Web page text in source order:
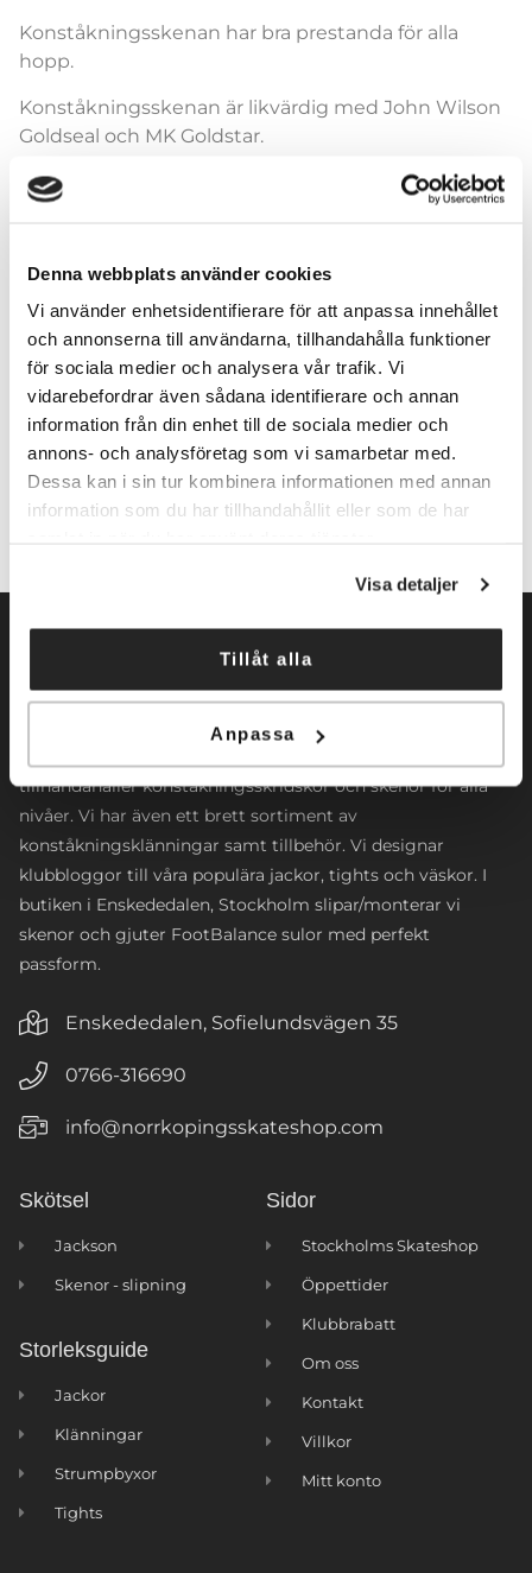
Denna webbplats använder cookies
Vi använder enhetsidentifierare för att anpassa innehållet
och annonserna till användarna, tillhandahålla funktioner
för sociala medier och analysera vår trafik. Vi
vidarebefordrar även sådana identifierare och annan
information från din enhet till de sociala medier och
annons- och analysföretag som vi samarbetar med.
Dessa kan i sin tur kombinera informationen med annan
information som du har tillhandahållit eller som de har
Visa detaljer
Tillåt alla
Anpassa
Konståkningsskenan har bra prestanda för alla
hopp.
Konståkningsskenan är likvärdig med John Wilson
Goldseal och MK Goldstar.
Storlek skenor
Lägg till i varukorg
Norrköpings Skateshop startade sin verksamhet 2009. Vi
tillhandahåller konståkningsskridskor och skenor för alla
nivåer. Vi har även ett brett sortiment av
konståkningsklänningar samt tillbehör. Vi designar
klubbloggor till våra populära jackor, tights och väskor. I
butiken i Enskededalen, Stockholm slipar/monterar vi
skenor och gjuter FootBalance sulor med perfekt
passform.
Enskededalen, Sofielundsvägen 35
0766-316690
info@norrkopingsskateshop.com
Skötsel
Jackson
Skenor - slipning
Storleksguide
Jackor
Klänningar
Strumpbyxor
Tights
Sidor
Stockholms Skateshop
Öppettider
Klubbrabatt
Om oss
Kontakt
Villkor
Mitt konto